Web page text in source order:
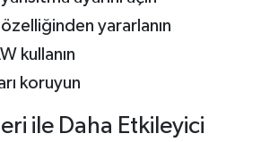
yararlanın
kullanın
koruyun
ile Daha Etkileyici